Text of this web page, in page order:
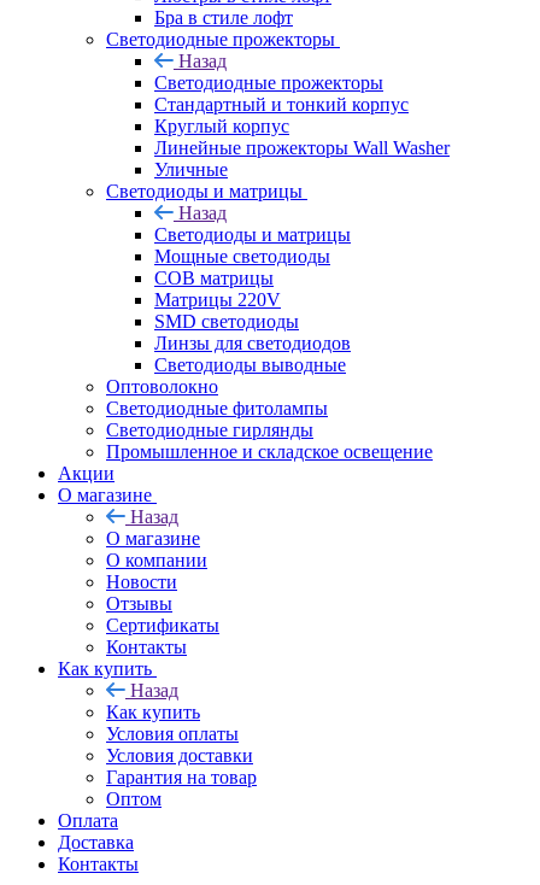
Бра в стиле лофт
Светодиодные прожекторы
Назад
Светодиодные прожекторы
Стандартный и тонкий корпус
Круглый корпус
Линейные прожекторы Wall Washer
Уличные
Светодиоды и матрицы
Назад
Светодиоды и матрицы
Мощные светодиоды
COB матрицы
Матрицы 220V
SMD светодиоды
Линзы для светодиодов
Светодиоды выводные
Оптоволокно
Светодиодные фитолампы
Светодиодные гирлянды
Промышленное и складское освещение
Акции
О магазине
Назад
О магазине
О компании
Новости
Отзывы
Сертификаты
Контакты
Как купить
Назад
Как купить
Условия оплаты
Условия доставки
Гарантия на товар
Оптом
Оплата
Доставка
Контакты